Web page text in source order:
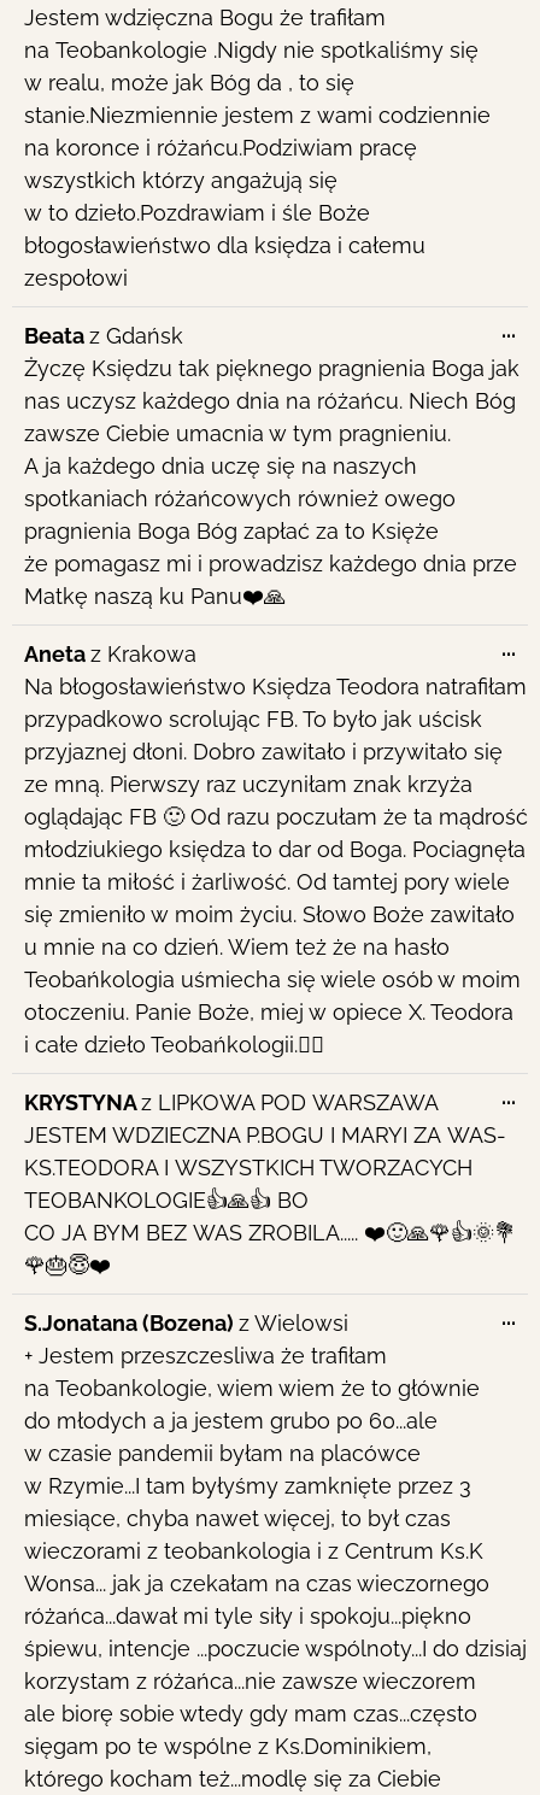
Jestem wdzięczna Bogu że trafiłam
na Teobankologie .Nigdy nie spotkaliśmy się
w realu, może jak Bóg da , to się
stanie.Niezmiennie jestem z wami codziennie
na koronce i różańcu.Podziwiam pracę
wszystkich którzy angażują się
w to dzieło.Pozdrawiam i śle Boże
błogosławieństwo dla księdza i całemu
zespołowi
Beataz Gdańsk
Życzę Księdzu tak pięknego pragnienia Boga jak
nas uczysz każdego dnia na różańcu. Niech Bóg
zawsze Ciebie umacnia w tym pragnieniu.
A ja każdego dnia uczę się na naszych
spotkaniach różańcowych również owego
pragnienia Boga Bóg zapłać za to Księże
że pomagasz mi i prowadzisz każdego dnia prze
Matkę naszą ku Panu❤️🙏
...
Anetaz Krakowa
Na błogosławieństwo Księdza Teodora natrafiłam
przypadkowo scrolując FB. To było jak uścisk
przyjaznej dłoni. Dobro zawitało i przywitało się
ze mną. Pierwszy raz uczyniłam znak krzyża
oglądając FB 🙂 Od razu poczułam że ta mądrość
młodziukiego księdza to dar od Boga. Pociagnęła
mnie ta miłość i żarliwość. Od tamtej pory wiele
się zmieniło w moim życiu. Słowo Boże zawitało
u mnie na co dzień. Wiem też że na hasło
Teobańkologia uśmiecha się wiele osób w moim
otoczeniu. Panie Boże, miej w opiece X. Teodora
i całe dzieło Teobańkologii.❤️‍🔥
...
KRYSTYNAz LIPKOWA POD WARSZAWA
JESTEM WDZIECZNA P.BOGU I MARYI ZA WAS-
KS.TEODORA I WSZYSTKICH TWORZACYCH
TEOBANKOLOGIE👍🙏👍 BO
CO JA BYM BEZ WAS ZROBILA..... ❤️🙂🙏🌹👍🌞💐
🌹🎂😇❤️
...
S.Jonatana (Bozena) zWielowsi
+ Jestem przeszczesliwa że trafiłam
na Teobankologie, wiem wiem że to głównie
do młodych a ja jestem grubo po 60...ale
w czasie pandemii byłam na placówce
w Rzymie...I tam byłyśmy zamknięte przez 3
miesiące, chyba nawet więcej, to był czas
wieczorami z teobankologia i z Centrum Ks.K
Wonsa... jak ja czekałam na czas wieczornego
różańca...dawał mi tyle siły i spokoju...piękno
śpiewu, intencje ...poczucie wspólnoty...I do dzisiaj
korzystam z różańca...nie zawsze wieczorem
ale biorę sobie wtedy gdy mam czas...często
sięgam po te wspólne z Ks.Dominikiem,
którego kocham też...modlę się za Ciebie
...